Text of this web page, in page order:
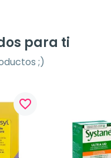
para ti
;)
favorite_border